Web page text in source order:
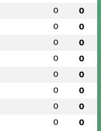
0 0
0 0
0 0
0 0
0 0
0 0
0 0
0 0